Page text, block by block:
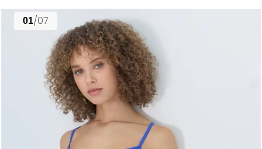
01/07